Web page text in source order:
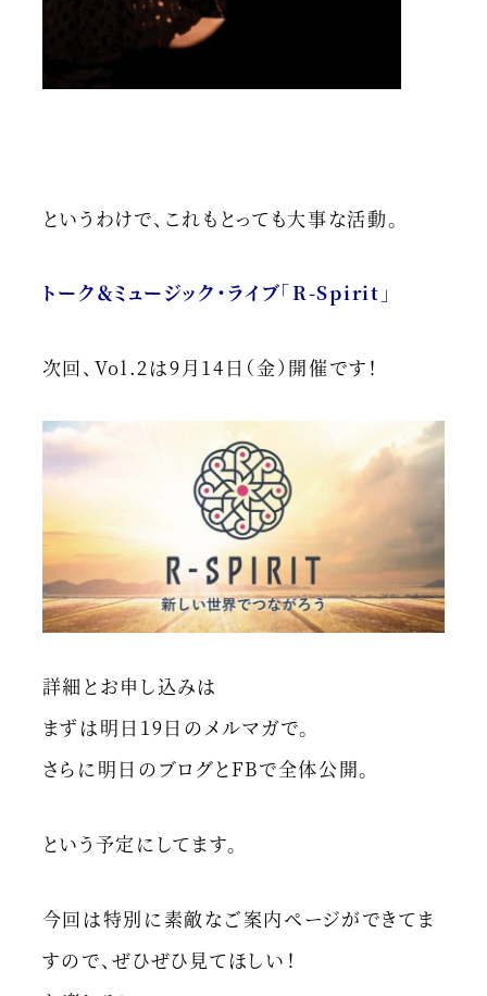
というわけで、これもとっても大事な活動。
トーク＆ミュージック・ライブ「R-Spirit」
次回、Vol.2は9月14日（金）開催です！
詳細とお申し込みは
まずは明日19日のメルマガで。
さらに明日のブログとFBで全体公開。
という予定にしてます。
今回は特別に素敵なご案内ページができてま
すので、ぜひぜひ見てほしい！